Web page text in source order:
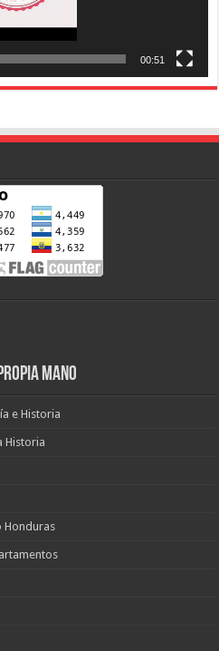
00:51
MANO
e Historia
Historia
Honduras